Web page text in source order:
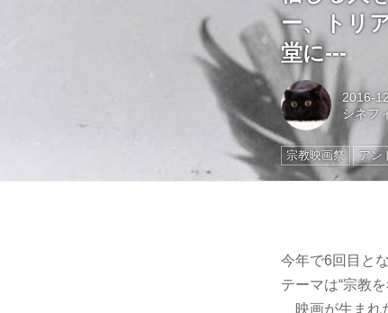
ー、トリ
堂に---
2016-
シネフ
宗教映画祭 アン
今年で6回目と
テーマは“宗教を
映画が生まれ